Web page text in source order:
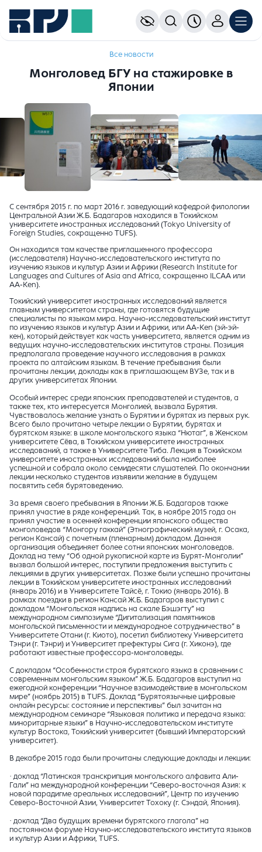
Все новости
Монголовед БГУ на стажировке в
Японии
С сентября 2015 г. по март 2016 г. заведующий кафедрой филологии
Центральной Азии Ж.Б. Бадагаров находился в Токийском
университете иностранных исследований (Tokyo University of
Foreign Studies, сокращенно TUFS).
Он находился там качестве приглашенного профессора
(исследователя) Научно-исследовательского института по
изучению языков и культур Азии и Африки (Research Institute for
Languages and Cultures of Asia and Africa, сокращенно ILCAA или
AA-Ken).
Токийский университет иностранных исследований является
главным университетом страны, где готовятся будущие
специалисты по языкам мира. Научно-исследовательский институт
по изучению языков и культур Азии и Африки, или AA-Ken (эй-эй-
кен), который действует как часть университета, является одним из
ведущих научно-исследовательских институтов страны. Позиция
предполагала проведение научного исследования в рамках
проекта по алтайским языкам. В течение пребывания были
прочитаны лекции, доклады как в приглашающем ВУЗе, так и в
других университетах Японии.
Особый интерес среди японских преподавателей и студентов, а
также тех, кто интересуется Монголией, вызвала Бурятия.
Чувствовалось желание узнать о Бурятии и бурятах из первых рук.
Всего было прочитано четыре лекции о Бурятии, бурятах и
бурятском языке: в школе монгольского языка “Нютаг”, в Женском
университете Сёва, в Токийском университете иностранных
исследований, а также в Университете Тиба. Лекция в Токийском
университете иностранных исследований была наиболее
успешной и собрала около семидесяти слушателей. По окончании
лекции несколько студентов изъявили желание в будущем
посвятить себя бурятоведению.
За время своего пребывания в Японии Ж.Б. Бадагаров также
принял участие в ряде конференций. Так, в ноябре 2015 года он
принял участие в осенней конференции японского общества
монголоведов “Монгору гаккай” (Этнографический музей, г. Осака,
регион Кансай) с почетным (пленарным) докладом. Данная
организация объединяет более сотни японских монголоведов.
Доклад на тему “Об одной рукописной карте из Бурят-Монголии”
вызвал большой интерес, поступили предложения выступить с
лекциями в других университетах. Позже были успешно прочитаны
лекции в Токийском университете иностранных исследований
(январь 2016) и в Университете Тайсё, г. Токио (январь 2016). В
рамках поездки в регион Кансай Ж.Б. Бадагаров выступил с
докладом “Монгольская надпись на скале Бэшэгту” на
международном симпозиуме “Дигитализация памятников
монгольской письменности и международное сотрудничество” в
Университете Отани (г. Киото), посетил библиотеку Университета
Тэнри (г. Тэнри) и Университет префектуры Сига (г. Хиконэ), где
работают известные профессора-монголоведы.
С докладом “Особенности строя бурятского языка в сравнении с
современным монгольским языком” Ж.Б. Бадагаров выступил на
ежегодной конференции “Научное взаимодействие в монгольском
мире” (ноябрь 2015) в TUFS. Доклад “Бурятоязычные цифровые
онлайн ресурсы: состояние и перспективы” был зачитан на
международном семинаре “Языковая политика и передача языка:
миноритарные языки” в Научно-исследовательском институте
культур Востока, Токийский университет (бывший Императорский
университет).
В декабре 2015 года были прочитаны следующие доклады и лекции:
· доклад “Латинская транскрипция монгольского алфавита Али-
Гали” на международной конференции “Северо-восточная Азия: к
новой парадигме ареальных исследований”, Центр по изучению
Северо-Восточной Азии, Университет Тохоку (г. Сэндай, Япония).
· доклад “Два будущих времени бурятского глагола” на
постоянном форуме Научно-исследовательского института языков
и культур Азии и Африки, TUFS.